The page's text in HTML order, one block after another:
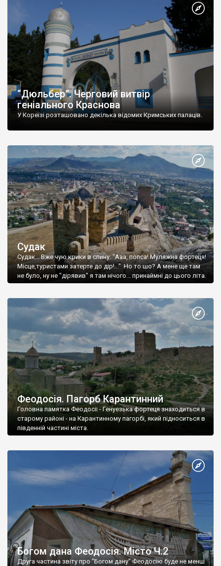
“Дюльбер”. Черговий витвір
геніального Краснова
У Кореїзі розташовано декілька відомих Кримських палаців.
Судак
Судак... Вже чую крики в спину: "Ааа, попса! Муляжна фортеця!
Місце,туристами затерте до дір!..." Но то шо? А мене ще там
не було, ну не "дірявив" я там нічого... принаймні до цього літа.
Феодосія. Пагорб Карантинний
Головна памятка Феодосії - Генуезька фортеця знаходиться в
старому районі - на Карантинному пагорбі, який підноситься в
південній частині міста.
Богом дана Феодосія. Місто Ч.2
Друга частина звіту про "Богом дану" Феодосію буде не менш